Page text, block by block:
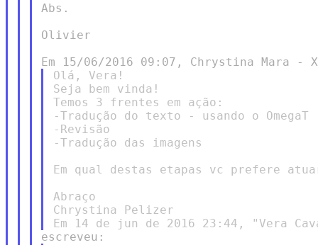
Abs.
Olivier
Olá, Vera!
Seja bem vinda!
Temos 3 frentes em ação:
-Tradução do texto - usando o OmegaT
-Revisão
-Tradução das imagens
Em qual destas etapas vc prefere
Abraço
Chrystina Pelizer